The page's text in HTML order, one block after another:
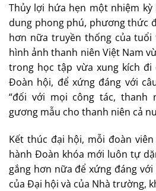
Thủy lợi hứa hẹn một nhiệm
dung phong phú, phương thức
hơn nữa truyền thống của
hình ảnh thanh niên Việt Nam
trong học tập vừa xung kích
Đoàn hội, để xứng đáng với
“đối với mọi công tác, thanh
gương mẫu cho thanh niên cả
Kết thúc đại hội, mỗi đoàn
hành Đoàn khóa mới luôn tự
gắng hơn nữa để xứng đáng
của Đại hội và của Nhà trường,